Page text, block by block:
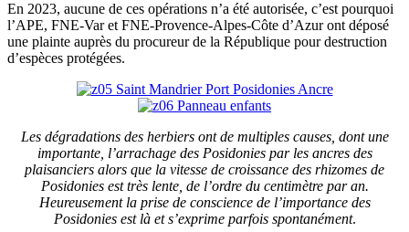
En 2023, aucune de ces opérations n’a été autorisée, c’est pourquoi
l’APE, FNE-Var et FNE-Provence-Alpes-Côte d’Azur ont déposé
une plainte auprès du procureur de la République pour destruction
d’espèces protégées.
Les dégradations des herbiers ont de multiples causes, dont une
importante, l’arrachage des Posidonies par les ancres des
plaisanciers alors que la vitesse de croissance des rhizomes de
Posidonies est très lente, de l’ordre du centimètre par an.
Heureusement la prise de conscience de l’importance des
Posidonies est là et s’exprime parfois spontanément.